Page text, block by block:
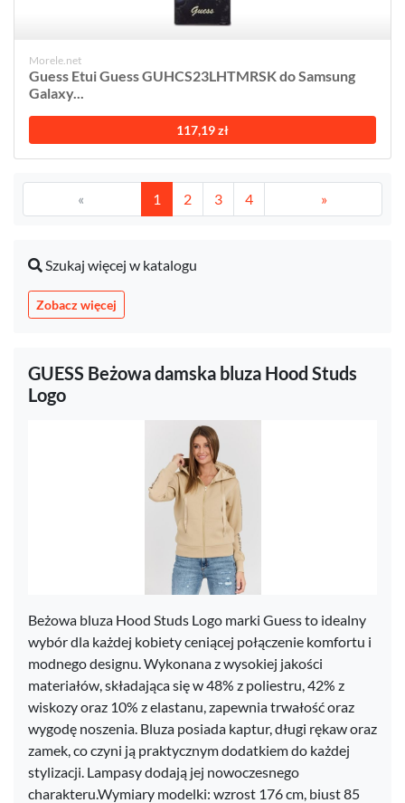
Morele.net
Guess Etui Guess GUHCS23LHTMRSK do Samsung
Galaxy...
117,19 zł
« 1 2 3 4 »
Szukaj więcej w katalogu
Zobacz więcej
GUESS Beżowa damska bluza Hood Studs
Logo
Beżowa bluza Hood Studs Logo marki Guess to idealny
wybór dla każdej kobiety ceniącej połączenie komfortu i
modnego designu. Wykonana z wysokiej jakości
materiałów, składająca się w 48% z poliestru, 42% z
wiskozy oraz 10% z elastanu, zapewnia trwałość oraz
wygodę noszenia. Bluza posiada kaptur, długi rękaw oraz
zamek, co czyni ją praktycznym dodatkiem do każdej
stylizacji. Lampasy dodają jej nowoczesnego
charakteru.Wymiary modelki: wzrost 176 cm, biust 85